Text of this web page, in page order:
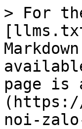
> For
page is
(https://
noi-